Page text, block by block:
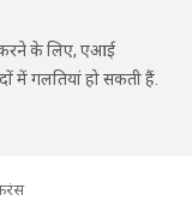
करने के लिए, एआई
में गलतियां हो सकती हैं.